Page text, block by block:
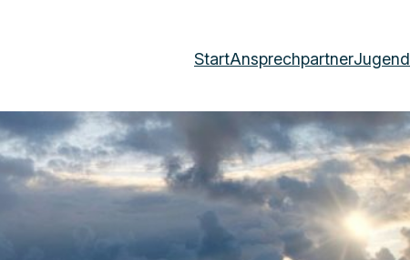
StartAnsprechpartnerJugend